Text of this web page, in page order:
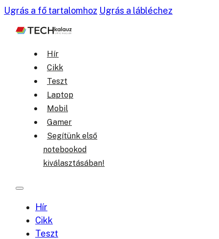
Ugrás a fő tartalomhoz Ugrás a lábléchez
Hír
Cikk
Teszt
Laptop
Mobil
Gamer
Segítünk első
notebookod
kiválasztásában!
Hír
Cikk
Teszt